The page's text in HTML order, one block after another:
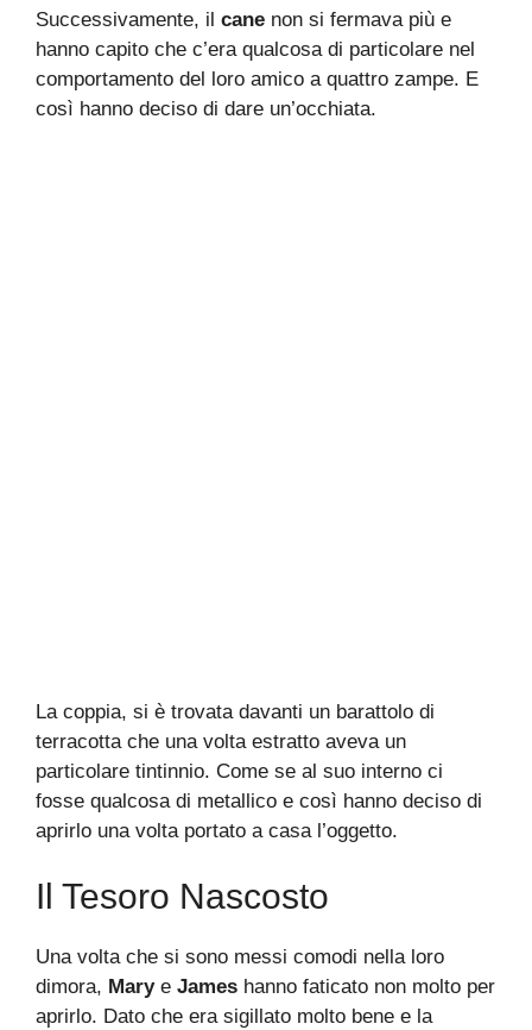
Successivamente, il cane non si fermava più e
hanno capito che c’era qualcosa di particolare nel
comportamento del loro amico a quattro zampe. E
così hanno deciso di dare un’occhiata.
La coppia, si è trovata davanti un barattolo di
terracotta che una volta estratto aveva un
particolare tintinnio. Come se al suo interno ci
fosse qualcosa di metallico e così hanno deciso di
aprirlo una volta portato a casa l’oggetto.
Il Tesoro Nascosto
Una volta che si sono messi comodi nella loro
dimora, Marye James hanno faticato non molto per
aprirlo. Dato che era sigillato molto bene e la